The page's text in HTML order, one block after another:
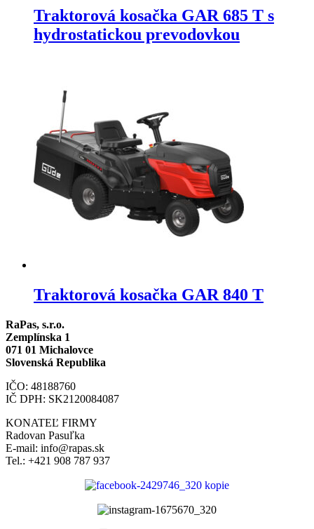
Traktorová kosačka GAR 685 T s
hydrostatickou prevodovkou
Traktorová kosačka GAR 840 T
RaPas, s.r.o.
Zemplínska 1
071 01 Michalovce
Slovenská Republika
IČO: 48188760
IČ DPH: SK2120084087
KONATEĽ FIRMY
Radovan Pasuľka
E-mail: info@rapas.sk
Tel.: +421 908 787 937